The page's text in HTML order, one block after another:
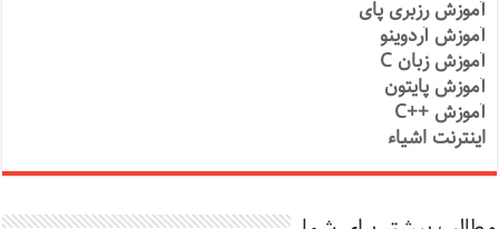
آموزش رزبری پای
آموزش آردوینو
آموزش زبان C
آموزش پایتون
آموزش ++C
اینترنت اشیاء